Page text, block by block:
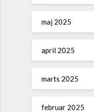
maj 2025
april 2025
marts 2025
februar 2025